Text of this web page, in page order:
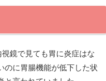
視鏡で見ても胃に炎症はな
のに胃腸機能が低下した状